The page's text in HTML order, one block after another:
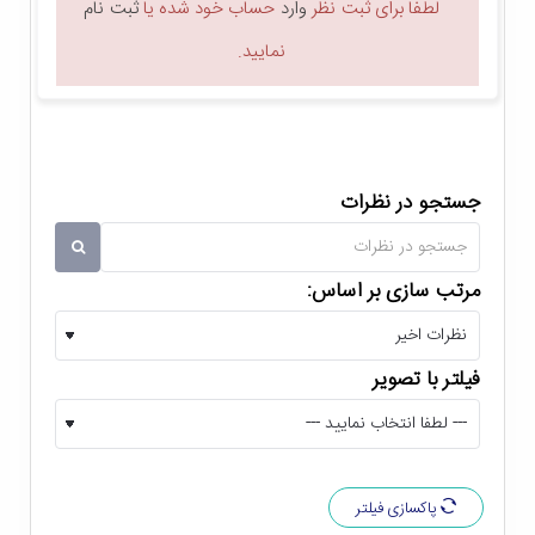
پایه خنک کننده دیپ کول DeepCool N65
پایه خنک کننده لپ تاپ دیپ کول DeepCool N65 از طراحی
نباشید. ضمن این که مجهز بودن این کول پد به فیلتر ضد گرد و غبار،
در عین جدا شدن، به راحتی تمیز می شود. ضمن این که وزن 1175
گرمی کول پد دیپ کول مدل N65 آن را به یکی از کول پد های
مناسب تبدیل کرده است که به راحتی جا بجا می شود.
کول پد دیپ کول مدل DeepCool N65، راه حل نهایی برای از بین
بردن گرمای بیش از حد لپ تاپ است. این کول پد از دو فن 140
لطفا برای ثبت نظر وارد حساب خود شده یاثبت نام
نمایید.
جستجو در نظرات
مرتب سازی بر اساس:
فیلتر با تصویر
پاکسازی فیلتر